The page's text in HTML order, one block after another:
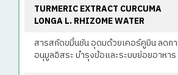
TURMERIC EXTRACT CURCUMA
LONGA L. RHIZOME WATER
สารสกัดขมิ้นชัน อุดมด้วยเคอร์คูมิน ลดก
อนุมูลอิสระ บำรุงข้อและระบบย่อยอาหาร